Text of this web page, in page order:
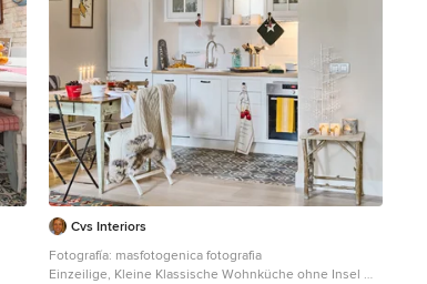
Cvs Interiors
Fotografía: masfotogenica fotografia
Einzeilige, Kleine Klassische Wohnküche ohne Insel mit